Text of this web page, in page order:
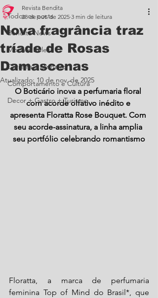
Todos os posts
Bendita News
Moda e Beleza
Carreira e Dinheiro
Comportamento e Cultura
Decor + Gastro + Turismo
Nova fragrância traz
tríade de Rosas
Damascenas
Revista Bendita
28 de out. de 2025 3 min de leitura
Atualizado: 10 de nov. de 2025
O Boticário inova a perfumaria floral
com acorde olfativo inédito e
apresenta Floratta Rose Bouquet. Com
seu acorde-assinatura, a linha amplia
seu portfólio celebrando romantismo
Floratta, a marca de perfumaria
feminina Top of Mind do Brasil*, que